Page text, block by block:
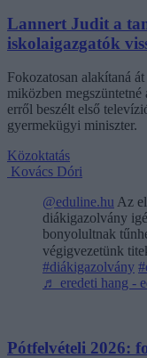
Lannert Judit a
iskolaigazgatók
Fokozatosan alakítaná
miközben
erről beszélt első
gyermekügyi miniszter.
Közoktatás
Kovács Dóri
@eduline.hu Az
diákigazolvány
bonyolultnak
végigvezetünk
#diákigazolvány
♬ eredeti hang -
Pótfelvételi 2026: